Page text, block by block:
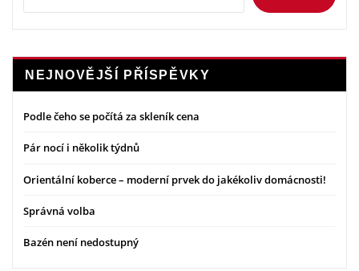
NEJNOVĚJŠÍ PŘÍSPĚVKY
Podle čeho se počítá za skleník cena
Pár nocí i několik týdnů
Orientální koberce – moderní prvek do jakékoliv domácnosti!
Správná volba
Bazén není nedostupný